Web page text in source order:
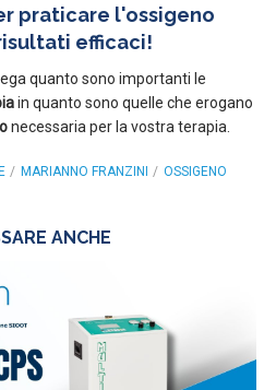
praticare l'ossigeno
efficaci!
quanto sono importanti le
in quanto sono quelle che erogano
necessaria per la vostra terapia.
MARIANNO FRANZINI
OSSIGENO
ANCHE